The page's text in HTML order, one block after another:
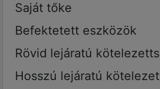
Saját tőke
Befektetett eszközök
Rövid lejáratú
Hosszú lejáratú